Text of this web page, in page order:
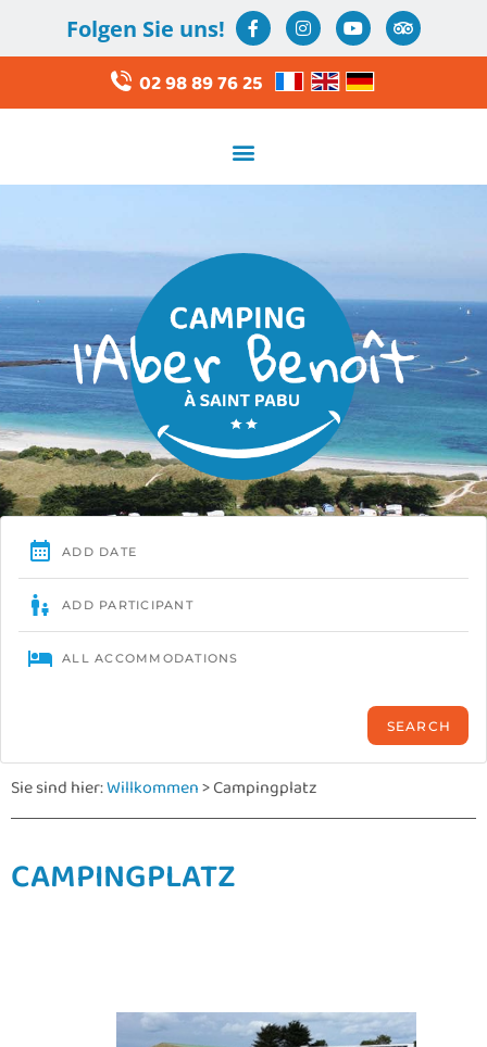
Folgen Sie uns!
02 98 89 76 25
Sie sind hier:Willkommen>Campingplatz
CAMPINGPLATZ